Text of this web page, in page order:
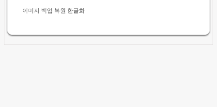
이미지 백업 복원 한글화